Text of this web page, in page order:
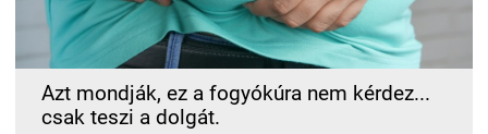
Azt mondják, ez a fogyókúra nem kérdez...
csak teszi a dolgát.